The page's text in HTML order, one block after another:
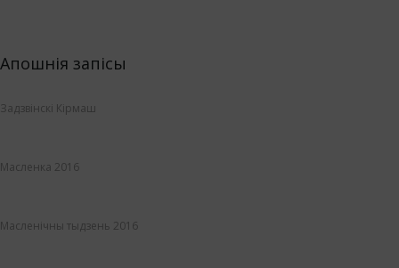
Апошнія запісы
Задзвінскі Кірмаш
Масленка 2016
Масленічны тыдзень 2016